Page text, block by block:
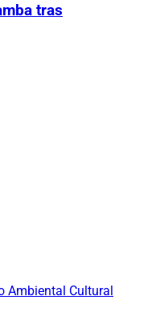
tras
Ambiental Cultural